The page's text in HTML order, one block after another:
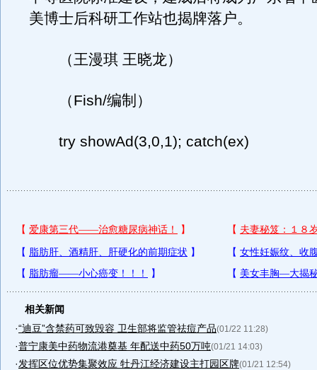
美博士后科研工作站也揭牌落户。
（王漫琪 王晓龙）
（Fish/编制）
try showAd(3,0,1); catch(ex)
相关新闻
·“迪豆”含禁药可致毁容 卫生部将监管祛痘产品(01/22 11:28)
·普宁康美中药物流港奠基 年配送中药50万吨(01/21 14:03)
·发挥区位优势集聚效应 牡丹江经济建设主打园区牌(01/21 12:54)